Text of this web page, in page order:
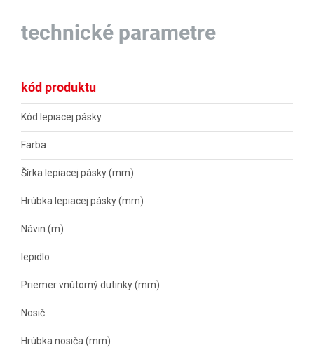
technické parametre
kód produktu
Kód lepiacej pásky
Farba
Šírka lepiacej pásky (mm)
Hrúbka lepiacej pásky (mm)
Návin (m)
lepidlo
Priemer vnútorný dutinky (mm)
Nosič
Hrúbka nosiča (mm)